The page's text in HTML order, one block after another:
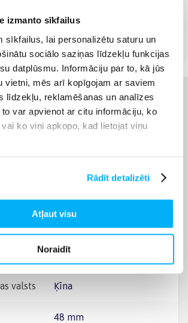
izmanto sīkfailus
sīkfailus, lai personalizētu saturu un
sociālo saziņas līdzekļu funkcijas
datplūsmu. Informāciju par to, kā jūs
vietni, mēs arī kopīgojam ar saviem
līdzekļu, reklamēšanas un analīzes
var apvienot ar citu informāciju, ko
ko viņi apkopo, kad lietojat viņu
Rādīt detalizēti
Atļaut visu
Noraidīt
11d.
LEGO
atbilst Eiropas Savienības
prasībām attiecībā uz
iepakojuma. Saglabājiet
informāciju par ražotāju
un importētāju turpmākai
uzziņai. Tie ir norādīti uz
valsts Ķīna
48 mm